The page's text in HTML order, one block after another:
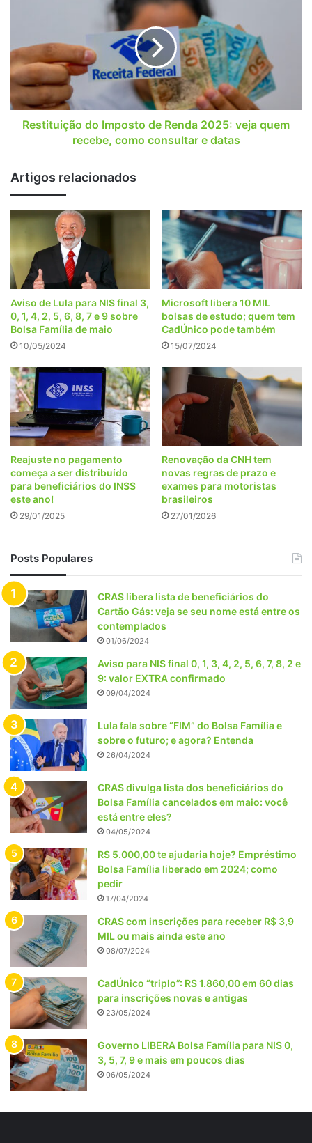
Renda
2025:
veja
quem
recebe,
comoRestituição do Imposto de Renda 2025: veja quem
recebe, como consultar e datas
Artigos relacionados
Aviso de Lula para NIS final 3,
0, 1, 4, 2, 5, 6, 8, 7 e 9 sobre
Bolsa Família de maio
10/05/2024
Microsoft libera 10 MIL
bolsas de estudo; quem tem
CadÚnico pode também
15/07/2024
Reajuste no pagamento
começa a ser distribuído
para beneficiários do INSS
este ano!
29/01/2025
Renovação da CNH tem
novas regras de prazo e
exames para motoristas
brasileiros
27/01/2026
Posts Populares
CRAS libera lista de beneficiários do
Cartão Gás: veja se seu nome está entre os
contemplados
01/06/2024
Aviso para NIS final 0, 1, 3, 4, 2, 5, 6, 7, 8, 2 e
9: valor EXTRA confirmado
09/04/2024
Lula fala sobre “FIM” do Bolsa Família e
sobre o futuro; e agora? Entenda
26/04/2024
CRAS divulga lista dos beneficiários do
Bolsa Família cancelados em maio: você
está entre eles?
04/05/2024
R$ 5.000,00 te ajudaria hoje? Empréstimo
Bolsa Família liberado em 2024; como
pedir
17/04/2024
CRAS com inscrições para receber R$ 3,9
MIL ou mais ainda este ano
08/07/2024
CadÚnico “triplo”: R$ 1.860,00 em 60 dias
para inscrições novas e antigas
23/05/2024
Governo LIBERA Bolsa Família para NIS 0,
3, 5, 7, 9 e mais em poucos dias
06/05/2024